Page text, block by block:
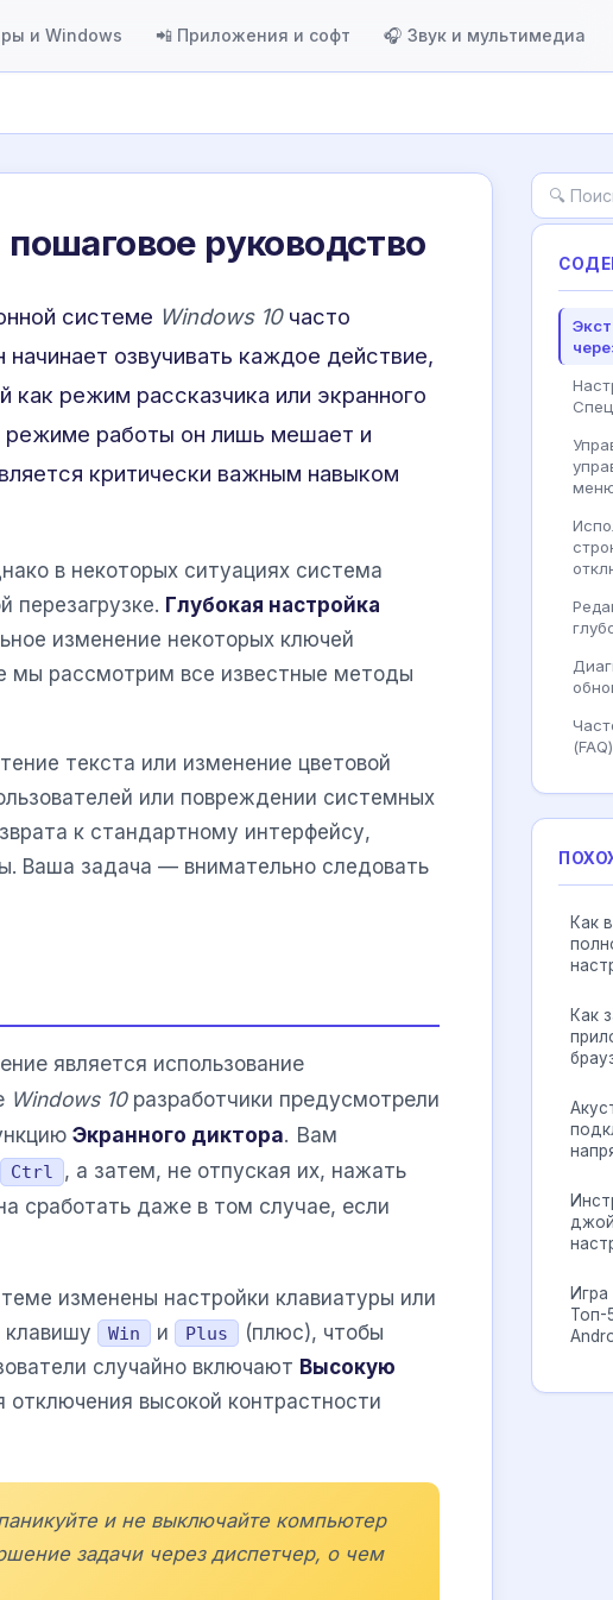
и Windows 📲 Приложения и софт 🎧 Звук и мультимедиа
руководство
системе Windows 10часто
начинает озвучивать каждое действие,
режим рассказчика или экранного
режиме работы он лишь мешает и
критически важным навыком
в некоторых ситуациях система
перезагрузке. Глубокая настройка
изменение некоторых ключей
мы рассмотрим все известные методы
текста или изменение цветовой
или повреждении системных
к стандартному интерфейсу,
Ваша задача — внимательно следовать
является использование
Windows 10разработчики предусмотрели
Экранного диктора. Вам
Ctrl
, а затем, не отпуская их, нажать
сработать даже в том случае, если
изменены настройки клавиатуры или
клавишу
Win и Plus
(плюс), чтобы
случайно включают Высокую
высокой контрастности
и не выключайте компьютер
задачи через диспетчер, о чем
(FAQ)
Как
Как
Топ-